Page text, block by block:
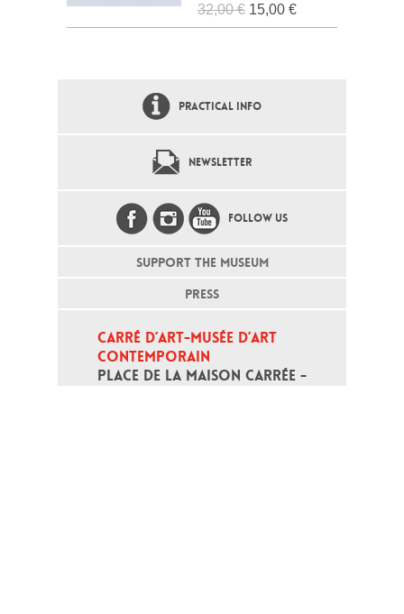
32,00 € 15,00 €
PRACTICAL INFO
NEWSLETTER
FOLLOW US
SUPPORT THE MUSEUM
PRESS
CARRÉ D’ART-MUSÉE D’ART
CONTEMPORAIN
PLACE DE LA MAISON CARRÉE -